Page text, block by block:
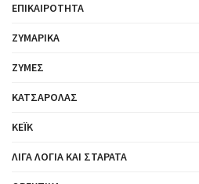
ΕΠΙΚΑΙΡΌΤΗΤΑ
ΖΥΜΑΡΙΚΆ
ΖΎΜΕΣ
ΚΑΤΣΑΡΌΛΑΣ
ΚΈΙΚ
ΛΊΓΑ ΛΌΓΙΑ ΚΑΙ ΣΤΑΡΆΤΑ